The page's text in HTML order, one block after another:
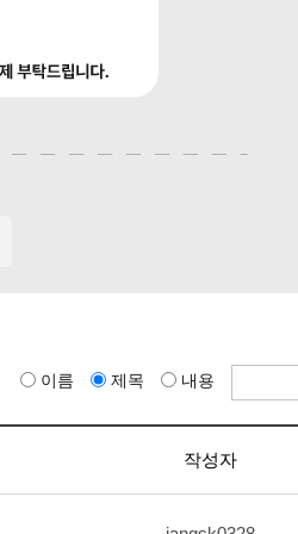
이름 제목 내용
작성자